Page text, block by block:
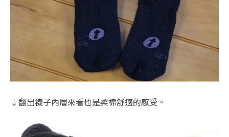
↓翻出襪子內層來看也是柔棉舒適的感受。